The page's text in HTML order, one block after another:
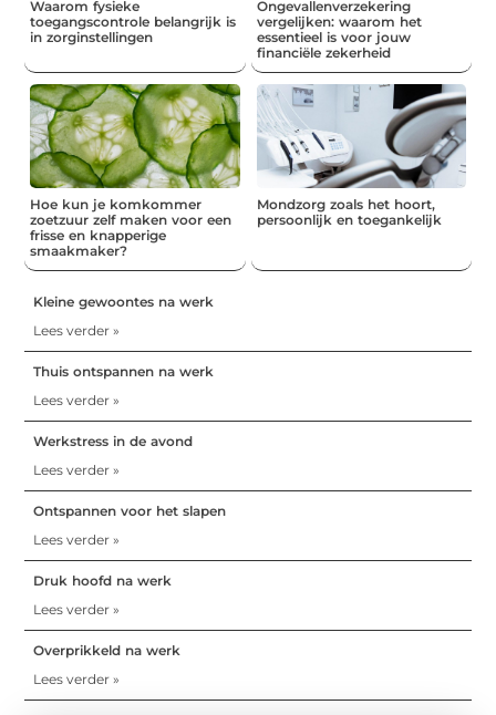
Waarom fysieke
toegangscontrole belangrijk is
in zorginstellingen
Ongevallenverzekering
vergelijken: waarom het
essentieel is voor jouw
financiële zekerheid
Hoe kun je komkommer
zoetzuur zelf maken voor een
frisse en knapperige
smaakmaker?
Mondzorg zoals het hoort,
persoonlijk en toegankelijk
Kleine gewoontes na werk
Lees verder »
Thuis ontspannen na werk
Lees verder »
Werkstress in de avond
Lees verder »
Ontspannen voor het slapen
Lees verder »
Druk hoofd na werk
Lees verder »
Overprikkeld na werk
Lees verder »